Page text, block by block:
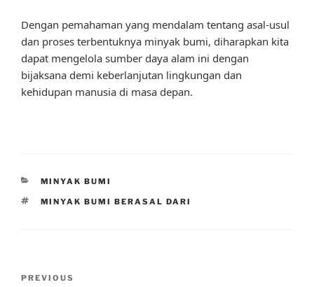
Dengan pemahaman yang mendalam tentang asal-usul
dan proses terbentuknya minyak bumi, diharapkan kita
dapat mengelola sumber daya alam ini dengan
bijaksana demi keberlanjutan lingkungan dan
kehidupan manusia di masa depan.
CATEGORIES
MINYAK BUMI
TAGS
MINYAK BUMI BERASAL DARI
Previous
PREVIOUS